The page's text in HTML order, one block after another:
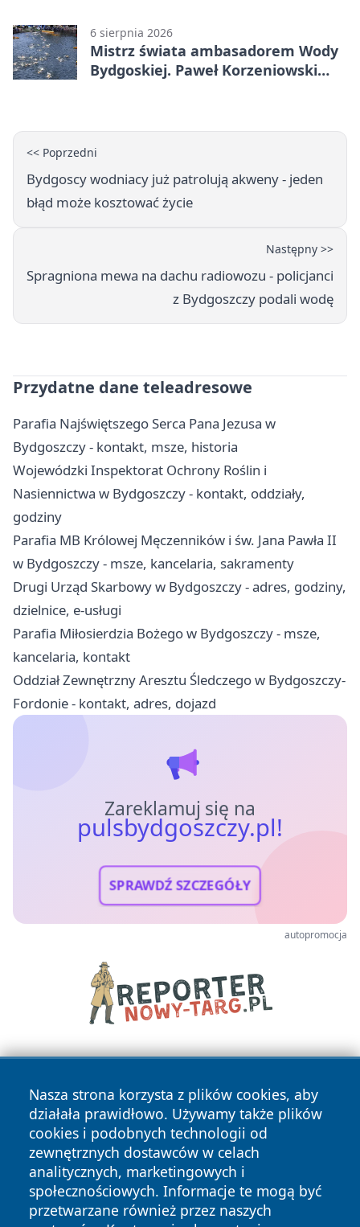
6 sierpnia 2026
Mistrz świata ambasadorem Wody
Bydgoskiej. Paweł Korzeniowski
<< Poprzedni
Bydgoscy wodniacy już patrolują akweny - jeden
błąd może kosztować życie
Następny >>
Spragniona mewa na dachu radiowozu - policjanci
z Bydgoszczy podali wodę
Przydatne dane teleadresowe
Parafia Najświętszego Serca Pana Jezusa w
Bydgoszczy - kontakt, msze, historia
Wojewódzki Inspektorat Ochrony Roślin i
Nasiennictwa w Bydgoszczy - kontakt, oddziały,
godziny
Parafia MB Królowej Męczenników i św. Jana Pawła II
w Bydgoszczy - msze, kancelaria, sakramenty
Drugi Urząd Skarbowy w Bydgoszczy - adres, godziny,
dzielnice, e-usługi
Parafia Miłosierdzia Bożego w Bydgoszczy - msze,
kancelaria, kontakt
Oddział Zewnętrzny Aresztu Śledczego w Bydgoszczy-
Fordonie - kontakt, adres, dojazd
Zareklamuj się na
pulsbydgoszczy.pl!
SPRAWDŹ SZCZEGÓŁY
autopromocja
Nasza strona korzysta z plików cookies, aby
działała prawidłowo. Używamy także plików
cookies i podobnych technologii od
zewnętrznych dostawców w celach
analitycznych, marketingowych i
społecznościowych. Informacje te mogą być
przetwarzane również przez naszych
Copyright © 2026 pulsbydgoszczy.pl Wszystkie prawa
zastrzeżone.